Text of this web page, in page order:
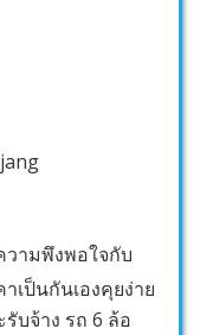
วามพึงพอใจกับ
เป็นกันเองคุยง่าย
บจ้าง รถ 6 ล้อ